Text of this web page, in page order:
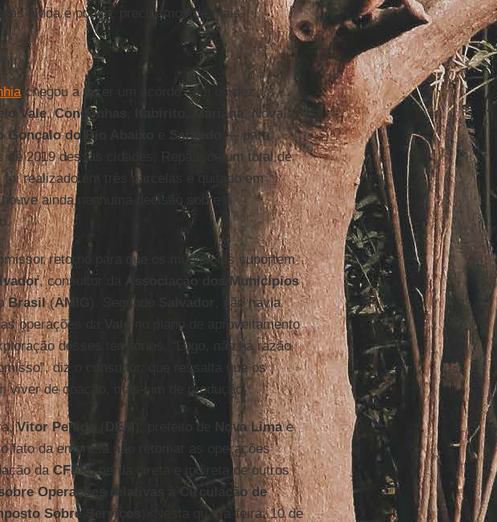
ainda é pouco, precisamos de mais.
chegou a fazer um acordo com os dez
Vale,Congonhas Itabirito Mariana , Nova
Gonçalo do Rio Abaixo Sarzedo
― para
2019 dessas cidades. Repassou um total de
realizado em três parcelas e quitado em
ainda nenhuma decisão sobre a
retorno para que os municípios suportem
, consultor da
Associação dos Municípios
Brasil(AMIG ). Segundo
, não havia
operações da
no plano de aproveitamento
desses territórios. “Logo, não há razão
diz o consultor, que ressalta que os
viver de doação, mas sim de produção.
Vitor Penido DEM ), prefeito de Nova Limae
fato da empresa não retomar as operações
daCFEM, perda direta e indireta de outros
Operações relativas à Circulação de
Sobre Serviços ). Nesta quarta-feira, 10 de